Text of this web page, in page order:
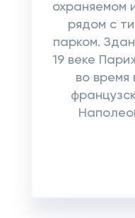
охраняемом
рядом с
парком.
19 веке
во время